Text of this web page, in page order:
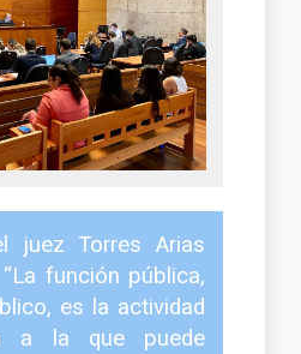
juez Torres Arias
función pública,
es la actividad
a la que puede